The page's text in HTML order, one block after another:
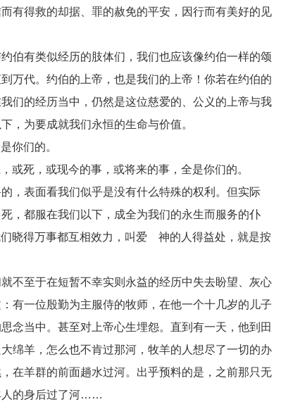
得救的却据、罪的赦免的平安，因行而有美好的见
伯有类似经历的肢体们，我们也应该像约伯一样的颂
万代。约伯的上帝，也是我们的上帝！你若在约伯的
们的经历当中，仍然是这位慈爱的、公义的上帝与我
，为要成就我们永恒的生命与价值。
你们的。
或死，或现今的事，或将来的事，全是你们的。
，表面看我们似乎是没有什么特殊的权利。但实际
，都服在我们以下，成全为我们的永生而服务的仆
晓得万事都互相效力，叫爱 神的人得益处，就是按
不至于在短暂不幸实则永益的经历中失去盼望、灰心
一位殷勤为主服侍的牧师，在他一个十几岁的儿子
念当中。甚至对上帝心生埋怨。直到有一天，他到田
绵羊，怎么也不肯过那河，牧羊的人想尽了一切的办
在羊群的前面趟水过河。出乎预料的是，之前那只无
人的身后过了河……